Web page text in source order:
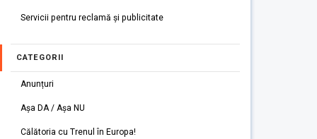
Servicii pentru reclamă și publicitate
CATEGORII
Anunțuri
Așa DA / Așa NU
Călătoria cu Trenul în Europa!